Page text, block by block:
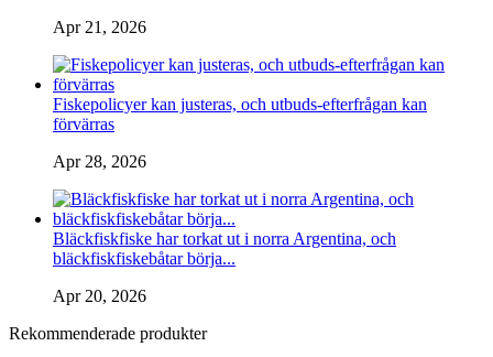
Apr 21, 2026
Fiskepolicyer kan justeras, och utbuds-efterfrågan kan
förvärras
Apr 28, 2026
Bläckfiskfiske har torkat ut i norra Argentina, och
bläckfiskfiskebåtar börja...
Apr 20, 2026
Rekommenderade produkter